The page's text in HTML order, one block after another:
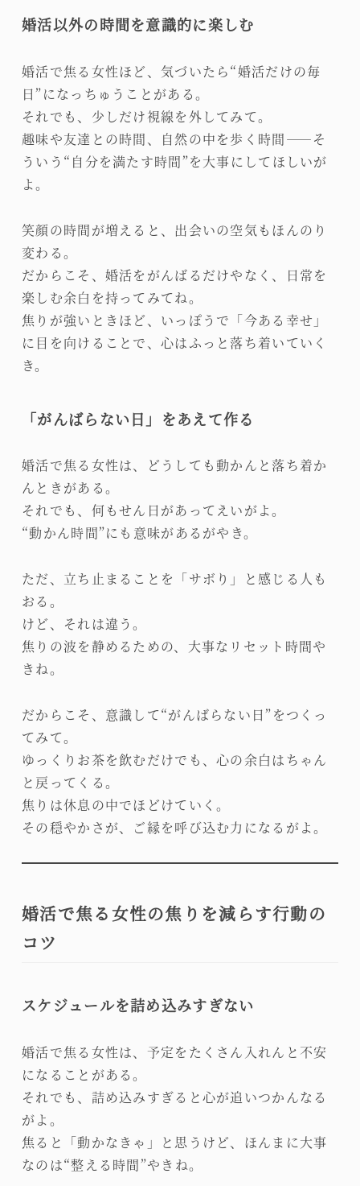
婚活以外の時間を意識的に楽しむ
婚活で焦る女性ほど、気づいたら“婚活だけの毎
日”になっちゅうことがある。
それでも、少しだけ視線を外してみて。
趣味や友達との時間、自然の中を歩く時間――そ
ういう“自分を満たす時間”を大事にしてほしいが
よ。
笑顔の時間が増えると、出会いの空気もほんのり
変わる。
だからこそ、婚活をがんばるだけやなく、日常を
楽しむ余白を持ってみてね。
焦りが強いときほど、いっぽうで「今ある幸せ」
に目を向けることで、心はふっと落ち着いていく
き。
「がんばらない日」をあえて作る
婚活で焦る女性は、どうしても動かんと落ち着か
んときがある。
それでも、何もせん日があってえいがよ。
“動かん時間”にも意味があるがやき。
ただ、立ち止まることを「サボり」と感じる人も
おる。
けど、それは違う。
焦りの波を静めるための、大事なリセット時間や
きね。
だからこそ、意識して“がんばらない日”をつくっ
てみて。
ゆっくりお茶を飲むだけでも、心の余白はちゃん
と戻ってくる。
焦りは休息の中でほどけていく。
その穏やかさが、ご縁を呼び込む力になるがよ。
婚活で焦る女性の焦りを減らす行動の
コツ
スケジュールを詰め込みすぎない
婚活で焦る女性は、予定をたくさん入れんと不安
になることがある。
それでも、詰め込みすぎると心が追いつかんなる
がよ。
焦ると「動かなきゃ」と思うけど、ほんまに大事
なのは“整える時間”やきね。